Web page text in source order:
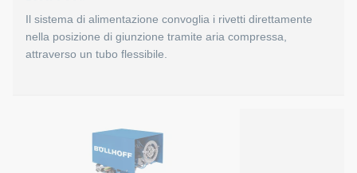
Il sistema di alimentazione convoglia i rivetti direttamente
nella posizione di giunzione tramite aria compressa,
attraverso un tubo flessibile.